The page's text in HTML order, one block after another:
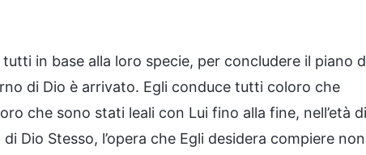
in base alla loro specie, per concludere il piano
di Dio è arrivato. Egli conduce tutti coloro che
che sono stati leali con Lui fino alla fine, nell’età di
Dio Stesso, l’opera che Egli desidera compiere non